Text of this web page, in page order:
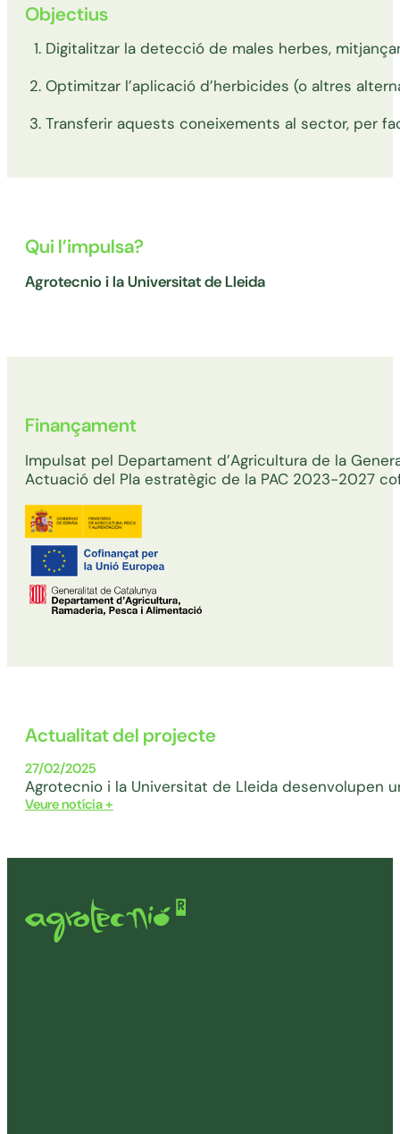
Objectius
Digitalitzar la detecció de males herbes,
Optimitzar l’aplicació d’herbicides (o altres
Transferir aquests coneixements al sector, per
Qui l’impulsa?
Agrotecnio i la Universitat de Lleida
Finançament
Impulsat pel Departament d’Agricultura de la
Actuació del Pla estratègic de la PAC 2023-2027
Actualitat del projecte
27/02/2025
Agrotecnio i la Universitat de Lleida desenvolupen
Veure notícia +